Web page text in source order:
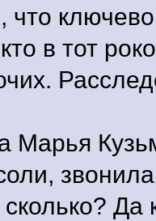
что
в тот
Марья